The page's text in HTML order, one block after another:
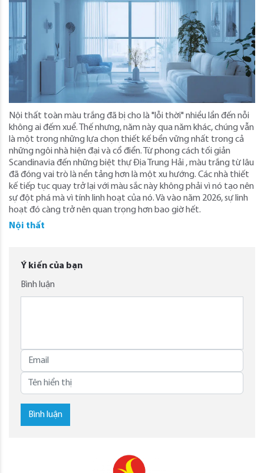
Nội thất toàn màu trắng đã bị cho là "lỗi thời" nhiều lần đến nỗi
không ai đếm xuể. Thế nhưng, năm này qua năm khác, chúng vẫn
là một trong những lựa chọn thiết kế bền vững nhất trong cả
những ngôi nhà hiện đại và cổ điển. Từ phong cách tối giản
Scandinavia đến những biệt thự Địa Trung Hải , màu trắng từ lâu
đã đóng vai trò là nền tảng hơn là một xu hướng. Các nhà thiết
kế tiếp tục quay trở lại với màu sắc này không phải vì nó tạo nên
sự đột phá mà vì tính linh hoạt của nó. Và vào năm 2026, sự linh
hoạt đó càng trở nên quan trọng hơn bao giờ hết.
Nội thất
Ý kiến của bạn
Bình luận
Bình luận